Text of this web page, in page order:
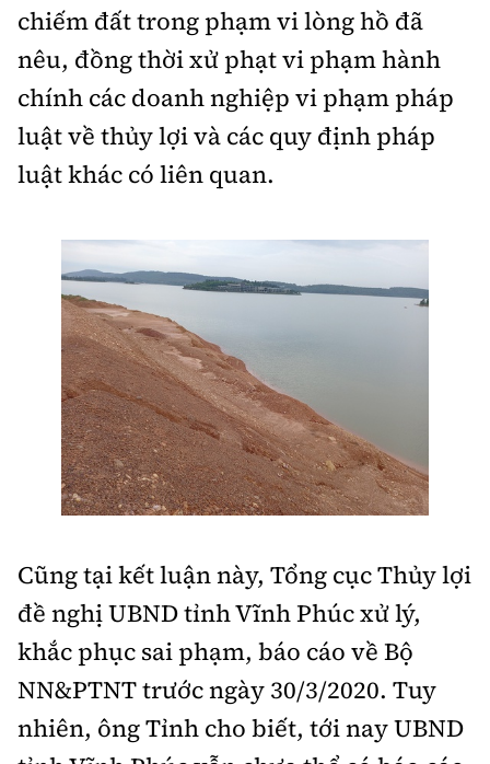
chiếm đất trong phạm vi lòng hồ đã
nêu, đồng thời xử phạt vi phạm hành
chính các doanh nghiệp vi phạm pháp
luật về thủy lợi và các quy định pháp
luật khác có liên quan.
Cũng tại kết luận này, Tổng cục Thủy lợi
đề nghị UBND tỉnh Vĩnh Phúc xử lý,
khắc phục sai phạm, báo cáo về Bộ
NN&PTNT trước ngày 30/3/2020. Tuy
nhiên, ông Tỉnh cho biết, tới nay UBND